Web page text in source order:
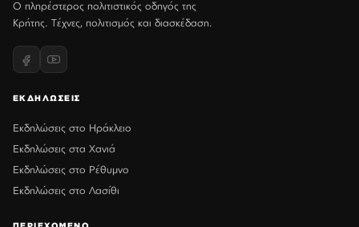
Ο πληρέστερος πολιτιστικός οδηγός της
Κρήτης. Τέχνες, πολιτισμός και διασκέδαση.
ΕΚΔΗΛΩΣΕΙΣ
Εκδηλώσεις στο Ηράκλειο
Εκδηλώσεις στα Χανιά
Εκδηλώσεις στο Ρέθυμνο
Εκδηλώσεις στο Λασίθι